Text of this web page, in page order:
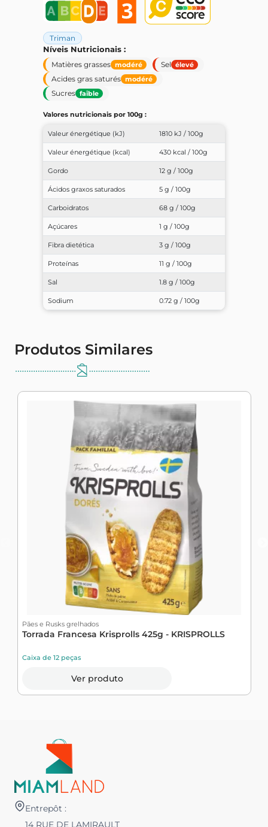
Triman
Níveis Nutricionais :
Matières grasses modéré Sel élevé
Acides gras saturés modéré
Sucres faible
Valores nutricionais por 100g :
Valeur énergétique (kJ) 1810 kJ / 100g
Valeur énergétique (kcal) 430 kcal / 100g
Gordo 12 g / 100g
Ácidos graxos saturados 5 g / 100g
Carboidratos 68 g / 100g
Açúcares 1 g / 100g
Fibra dietética 3 g / 100g
Proteínas 11 g / 100g
Sal 1.8 g / 100g
Sodium 0.72 g / 100g
Produtos Similares
Pães e Rusks grelhados
Torrada Francesa Krisprolls 425g - KRISPROLLS
Caixa de 12 peças
Ver produto
Entrepôt :
14 RUE DE LAMIRAULT